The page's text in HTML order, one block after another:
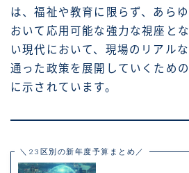
は、福祉や教育に限らず、あら
おいて応用可能な強力な視座と
い現代において、現場のリアル
通った政策を展開していくため
に示されています。
＼23区別の新年度予算まとめ／